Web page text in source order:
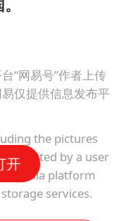
“网易号”作者上传
仅提供信息发布平
the pictures
posted by a user
media platform
services.
开